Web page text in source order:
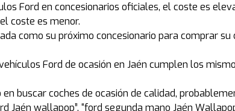
Ford en concesionarios oficiales, el coste es
coste es menor.
como su próximo concesionario para comprar
Ford de ocasión en Jaén cumplen los
buscar coches de ocasión de calidad,
Jaén wallapop”, “ford segunda mano Jaén